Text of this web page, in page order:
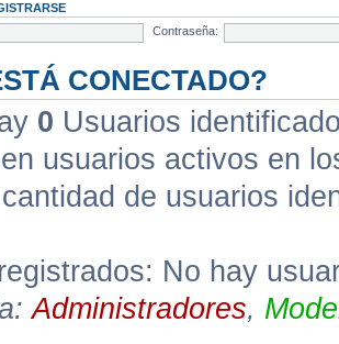
Contraseña:
CONECTADO?
0 Usuarios
usuarios activos en
de usuarios
No hay
Administradores,